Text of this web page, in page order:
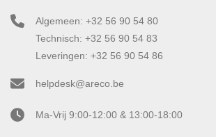
Algemeen: +32 56 90 54 80
Technisch: +32 56 90 54 83
Leveringen: +32 56 90 54 86
helpdesk@areco.be
Ma-Vrij 9:00-12:00 & 13:00-18:00